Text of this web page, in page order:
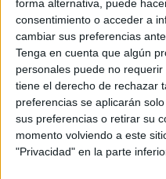
forma alternativa, puede
consentimiento o acceder a
cambiar sus preferencias
Tenga en cuenta que algún
personales puede no
tiene el derecho de rechazar
preferencias se aplicarán
sus preferencias o retirar su
momento volviendo a este
"Privacidad" en la parte